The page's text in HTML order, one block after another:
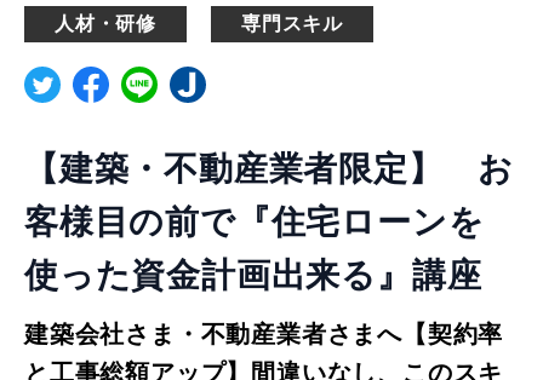
人材・研修 専門スキル
【建築・不動産業者限定】 お
客様目の前で『住宅ローンを
使った資金計画出来る』講座
建築会社さま・不動産業者さまへ【契約率
と工事総額アップ】間違いなし、このスキ